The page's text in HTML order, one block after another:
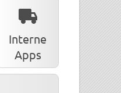
Interne
Apps